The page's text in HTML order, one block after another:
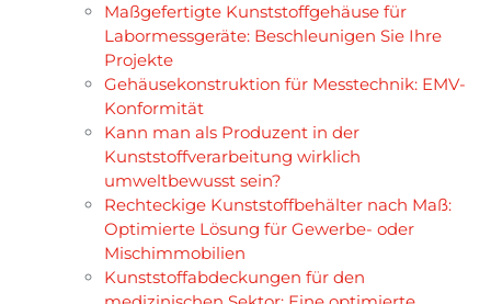
Maßgefertigte Kunststoffgehäuse für
Labormessgeräte: Beschleunigen Sie Ihre
Projekte
Gehäusekonstruktion für Messtechnik: EMV-
Konformität
Kann man als Produzent in der
Kunststoffverarbeitung wirklich
umweltbewusst sein?
Rechteckige Kunststoffbehälter nach Maß:
Optimierte Lösung für Gewerbe- oder
Mischimmobilien
Kunststoffabdeckungen für den